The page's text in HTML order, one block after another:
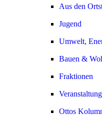
Aus den
Jugend
Umwelt,
Bauen &
Fraktionen
Ottos